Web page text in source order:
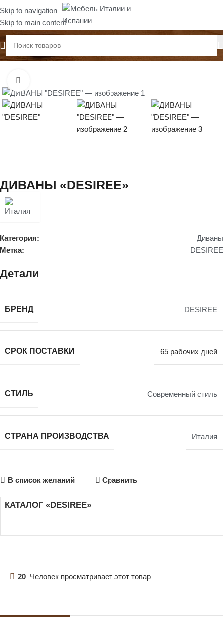
Skip to navigation
Skip to main content
Главная Диваны
ДИВАНЫ «DESIREE»
Категория:
Диваны
Метка:
DESIREE
Детали
БРЕНД DESIREE
СРОК ПОСТАВКИ 65 рабочих дней
СТИЛЬ Современный стиль
СТРАНА ПРОИЗВОДСТВА Италия
В список желаний Сравнить
КАТАЛОГ «DESIREE»
20 Человек просматривает этот товар